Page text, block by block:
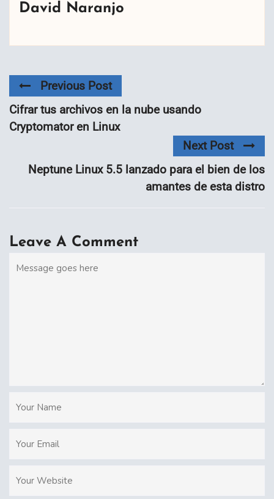
David Naranjo
Previous Post
Cifrar tus archivos en la nube usando
Cryptomator en Linux
Next Post
Neptune Linux 5.5 lanzado para el bien de los
amantes de esta distro
Leave A Comment